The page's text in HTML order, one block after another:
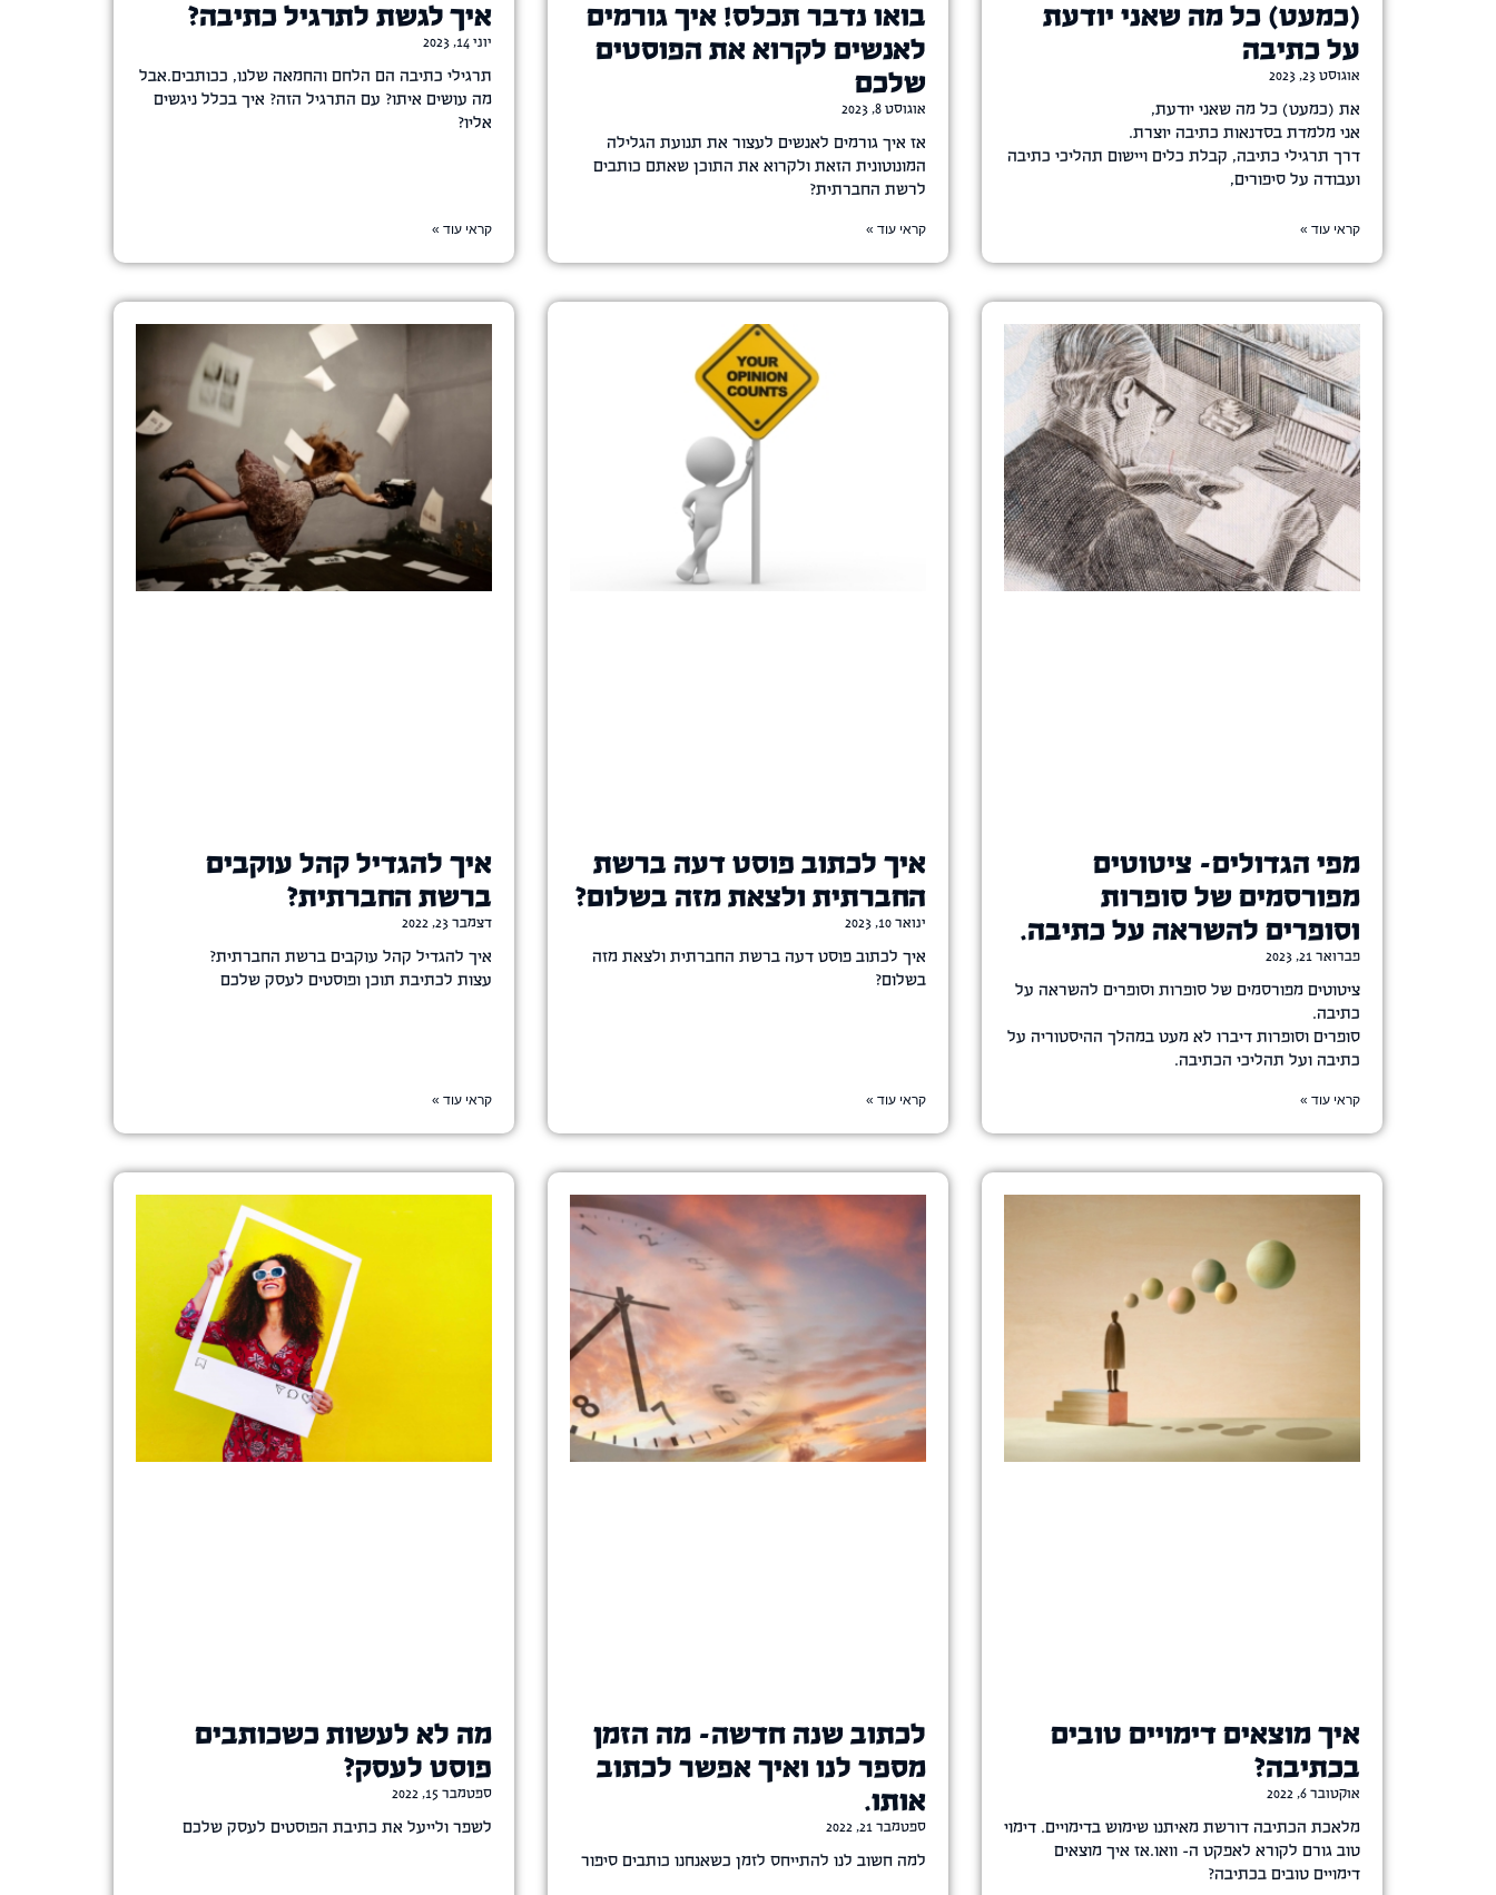
(כמעט) כל מה שאני יודעת
על כתיבה
אוגוסט 23, 2023
את (כמעט) כל מה שאני יודעת,
אני מלמדת בסדנאות כתיבה יוצרת.
דרך תרגילי כתיבה, קבלת כלים ויישום תהליכי כתיבה
ועבודה על סיפורים,
קראי עוד »
בואו נדבר תכלס! איך גורמים
לאנשים לקרוא את הפוסטים
שלכם
אוגוסט 8, 2023
אז איך גורמים לאנשים לעצור את תנועת הגלילה
המונוטונית הזאת ולקרוא את התוכן שאתם כותבים
לרשת החברתית?
קראי עוד »
איך לגשת לתרגיל כתיבה?
יוני 14, 2023
תרגילי כתיבה הם הלחם והחמאה שלנו, ככותבים.אבל
מה עושים איתו? עם התרגיל הזה? איך בכלל ניגשים
אליו?
קראי עוד »
מפי הגדולים- ציטוטים
מפורסמים של סופרות
וסופרים להשראה על כתיבה.
פברואר 21, 2023
ציטוטים מפורסמים של סופרות וסופרים להשראה על
כתיבה.
סופרים וסופרות דיברו לא מעט במהלך ההיסטוריה על
כתיבה ועל תהליכי הכתיבה.
קראי עוד »
איך לכתוב פוסט דעה ברשת
החברתית ולצאת מזה בשלום?
ינואר 10, 2023
איך לכתוב פוסט דעה ברשת החברתית ולצאת מזה
בשלום?
קראי עוד »
איך להגדיל קהל עוקבים
ברשת החברתית?
דצמבר 23, 2022
איך להגדיל קהל עוקבים ברשת החברתית?
עצות לכתיבת תוכן ופוסטים לעסק שלכם
קראי עוד »
איך מוצאים דימויים טובים
בכתיבה?
אוקטובר 6, 2022
מלאכת הכתיבה דורשת מאיתנו שימוש בדימויים. דימוי
טוב גורם לקורא לאפקט ה- וואו.אז איך מוצאים
דימויים טובים בכתיבה?
לכתוב שנה חדשה- מה הזמן
מספר לנו ואיך אפשר לכתוב
אותו.
ספטמבר 21, 2022
למה חשוב לנו להתייחס לזמן כשאנחנו כותבים סיפור
מה לא לעשות כשכותבים
פוסט לעסק?
ספטמבר 15, 2022
לשפר ולייעל את כתיבת הפוסטים לעסק שלכם